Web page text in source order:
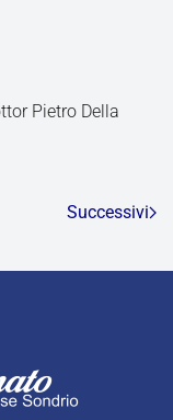
Pietro Della
Successivi